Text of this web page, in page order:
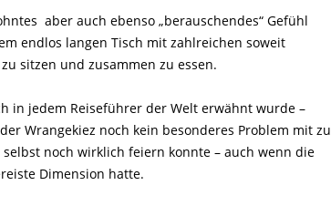
aber auch ebenso „berauschendes“ Gefühl
endlos langen Tisch mit zahlreichen soweit
sitzen und zusammen zu essen.
in jedem Reiseführer der Welt erwähnt wurde –
Wrangekiez noch kein besonderes Problem mit zu
noch wirklich feiern konnte – auch wenn die
Dimension hatte.